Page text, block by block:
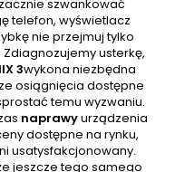
szwankować
telefon, wyświetlacz
nie przejmuj tylko
. Zdiagnozujemy usterkę,
3wykona niezbędna
osiągnięcia dostępne
temu wyzwaniu.
naprawyurządzenia
dostępne na rynku,
usatysfakcjonowany.
jeszcze tego samego